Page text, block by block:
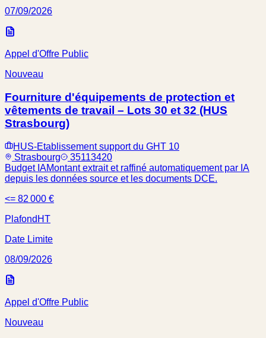
07/09/2026
Appel d'Offre Public
Nouveau
Fourniture d'équipements de protection et
vêtements de travail – Lots 30 et 32 (HUS
Strasbourg)
HUS-Etablissement support du GHT 10
Strasbourg
35113420
Budget IAMontant extrait et raffiné automatiquement par IA
depuis les données source et les documents DCE.
<= 82 000 €
Plafond HT
Date Limite
08/09/2026
Appel d'Offre Public
Nouveau